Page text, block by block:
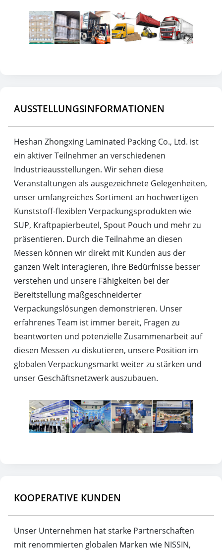
AUSSTELLUNGSINFORMATIONEN
Heshan Zhongxing Laminated Packing Co., Ltd. ist
ein aktiver Teilnehmer an verschiedenen
Industrieausstellungen. Wir sehen diese
Veranstaltungen als ausgezeichnete Gelegenheiten,
unser umfangreiches Sortiment an hochwertigen
Kunststoff-flexiblen Verpackungsprodukten wie
SUP, Kraftpapierbeutel, Spout Pouch und mehr zu
präsentieren. Durch die Teilnahme an diesen
Messen können wir direkt mit Kunden aus der
ganzen Welt interagieren, ihre Bedürfnisse besser
verstehen und unsere Fähigkeiten bei der
Bereitstellung maßgeschneiderter
Verpackungslösungen demonstrieren. Unser
erfahrenes Team ist immer bereit, Fragen zu
beantworten und potenzielle Zusammenarbeit auf
diesen Messen zu diskutieren, unsere Position im
globalen Verpackungsmarkt weiter zu stärken und
unser Geschäftsnetzwerk auszubauen.
KOOPERATIVE KUNDEN
Unser Unternehmen hat starke Partnerschaften
mit renommierten globalen Marken wie NISSIN,